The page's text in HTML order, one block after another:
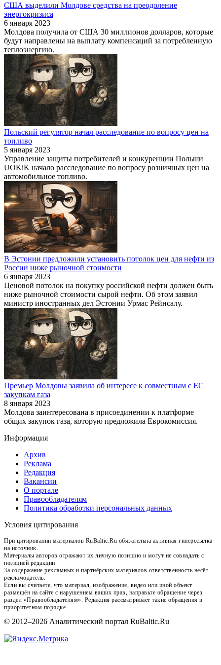
США выделили Молдове средства на преодоление
энергокризиса
6 января 2023
Молдова получила от США 30 миллионов долларов, которые
будут направлены на выплату компенсаций за потребленную
теплоэнергию.
Польский регулятор начал расследование по вопросу цен на
топливо
5 января 2023
Управление защиты потребителей и конкуренции Польши
UOKiK начало расследование по вопросу розничных цен на
автомобильное топливо.
В Эстонии предложили установить потолок цен для нефти из
России ниже рыночной стоимости
6 января 2023
Ценовой потолок на покупку российской нефти должен быть
ниже рыночной стоимости сырой нефти. Об этом заявил
министр иностранных дел Эстонии Урмас Рейнсалу.
Премьер Молдовы заявила об интересе к совместным с ЕС
закупкам газа
8 января 2023
Молдова заинтересована в присоединении к платформе
общих закупок газа, которую предложила Еврокомиссия.
Информация
Архив
Реклама
Редакция
Вакансии
О портале
Правообладателям
Политика обработки персональных данных
Условия цитирования
При цитировании материалов RuBaltic.Ru обязательна активная гиперссылка
на источник.
Материалы авторов отражают их личную позицию и могут не совпадать с
позицией редакции.
За содержание рекламных и партнёрских материалов ответственность несёт
рекламодатель.
Если вы считаете, что материал, изображение, видео или иной объект
размещён на сайте с нарушением ваших прав, направьте обращение через
раздел «Правообладателям». Редакция рассматривает такие обращения в
приоритетном порядке.
© 2012–2026 Аналитический портал RuBaltic.Ru